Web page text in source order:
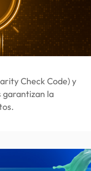
Check Code) y
garantizan la